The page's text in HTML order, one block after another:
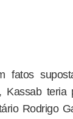
fatos
Kassab
Rodrigo